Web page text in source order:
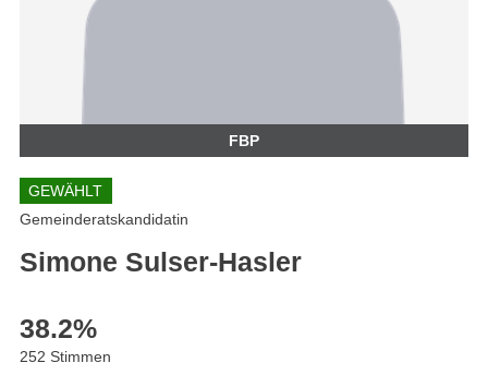
FBP
GEWÄHLT
Gemeinderatskandidatin
Simone Sulser-Hasler
38.2%
252 Stimmen